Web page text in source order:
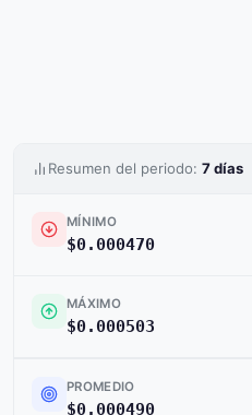
Resumen del periodo: 7 días
MÍNIMO
$0.000470
MÁXIMO
$0.000503
PROMEDIO
$0.000490